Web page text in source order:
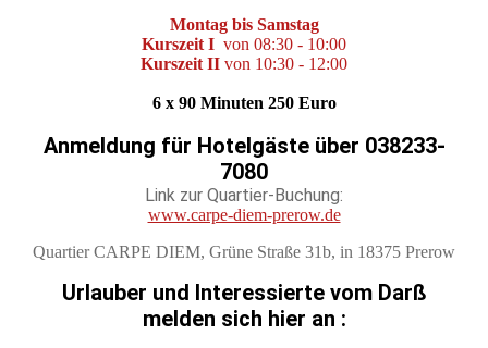
Montag bis Samstag
Kurszeit I von 08:30 - 10:00
Kurszeit II von 10:30 - 12:00
6 x 90 Minuten 250 Euro
Anmeldung für Hotelgäste über 038233-
7080
Link zur Quartier-Buchung:
www.carpe-diem-prerow.de
Quartier CARPE DIEM, Grüne Straße 31b, in 18375 Prerow
Urlauber und Interessierte vom Darß
melden sich hier an :